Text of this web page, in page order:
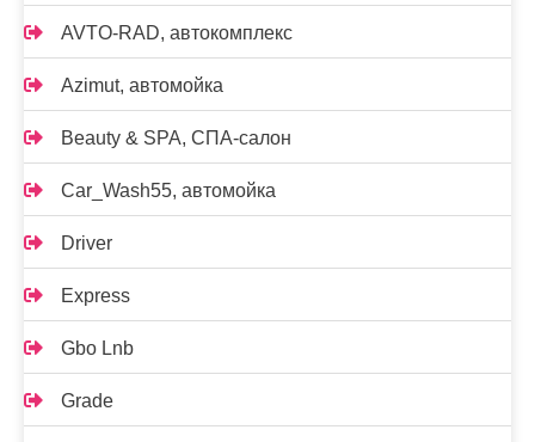
AVTO-RAD, автокомплекс
Azimut, автомойка
Beauty & SPA, СПА-салон
Car_Wash55, автомойка
Driver
Express
Gbo Lnb
Grade